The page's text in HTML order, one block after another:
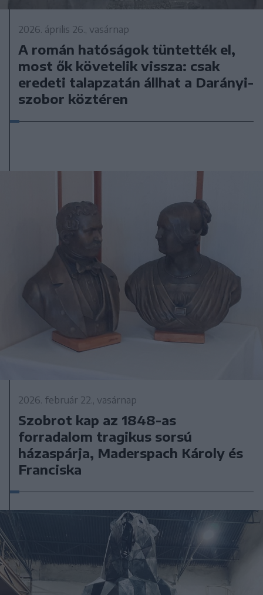
2026. április 26., vasárnap
A román hatóságok tüntették el,
most ők követelik vissza: csak
eredeti talapzatán állhat a Darányi-
szobor köztéren
2026. február 22., vasárnap
Szobrot kap az 1848-as
forradalom tragikus sorsú
házaspárja, Maderspach Károly és
Franciska